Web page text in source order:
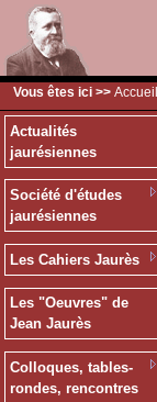
Vous êtes ici >> Accueil
Actualités
jaurésiennes
Société d'études
jaurésiennes
Les Cahiers Jaurès
Les "Oeuvres" de
Jean Jaurès
Colloques, tables-
rondes, rencontres